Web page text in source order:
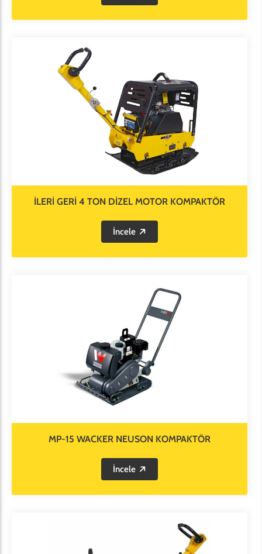
İLERİ GERİ 4 TON DİZEL MOTOR KOMPAKTÖR
İncele
MP-15 WACKER NEUSON KOMPAKTÖR
İncele